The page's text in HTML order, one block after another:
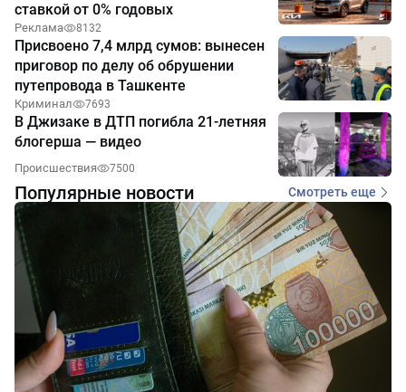
ставкой от 0% годовых
Реклама 8132
Присвоено 7,4 млрд сумов: вынесен
приговор по делу об обрушении
путепровода в Ташкенте
Криминал 7693
В Джизаке в ДТП погибла 21-летняя
блогерша — видео
Происшествия 7500
Популярные новости Смотреть еще